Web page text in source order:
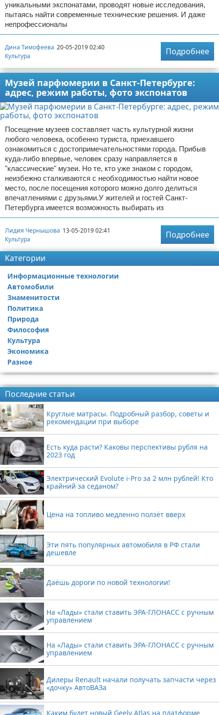
уникальными экспонатами, проводят новые исследования,
пытаясь найти современные технические решения. И даже
непрофессионалы
Дина Тимофеева 20-05-2019 02:40
Культура
Подробнее
Музей парфюмерии в Санкт-Петербурге:
адрес, режим работы, фото экспонатов
Посещение музеев составляет часть культурной жизни
любого человека, особенно туриста, приехавшего
ознакомиться с достопримечательностями города. Прибыв
куда-либо впервые, человек сразу направляется в
"классические" музеи. Но те, кто уже знаком с городом,
неизбежно сталкиваются с необходимостью найти новое
место, после посещения которого можно долго делиться
впечатлениями с друзьями.У жителей и гостей Санкт-
Петербурга имеется возможность выбирать из
Лидия Чернышова 13-05-2019 02:41
Культура
Подробнее
Категории
Информационные технологии
Автомобили
Знаменитости
Политика
Природа
Философия
Культура
Экономика
Разное
Последние статьи
Круглые матрасы. Подробный разбор, советы и
рекомендации при выборе
Есть куда расти? Каковы перспективы рубля на
2023 год
Электрический Evolute i-Pro за 2 млн рублей! Кто
крайний за седаном?
Цена на топливо медленно ползёт вверх
Эти пять популярных автомобиля в РФ стали
дешевле
Даёшь дороги по новой технологии!
На «Лады» стали ставить ЭРА-ГЛОНАСС с ручным
управлением
На «Лады» стали ставить ЭРА-ГЛОНАСС с ручным
управлением
Дилеры Renault начали получать запчасти через
«дочку» АвтоВАЗа
Каким будет новый Geely Atlas на платформе